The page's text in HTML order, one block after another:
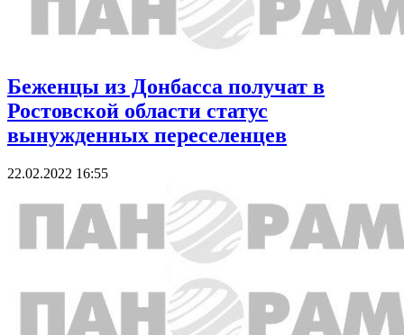
Беженцы из Донбасса получат в
Ростовской области статус
вынужденных переселенцев
22.02.2022 16:55